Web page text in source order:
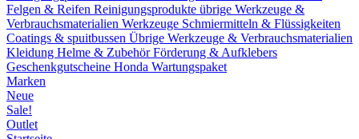
Felgen & Reifen Reinigungsprodukte übrige Werkzeuge &
Verbrauchsmaterialien Werkzeuge Schmiermitteln & Flüssigkeiten
Coatings & spuitbussen Übrige Werkzeuge & Verbrauchsmaterialien
Kleidung Helme & ZubehörFörderung & Aufklebers
Geschenkgutscheine Honda Wartungspaket
Marken
Neue
Sale!
Outlet